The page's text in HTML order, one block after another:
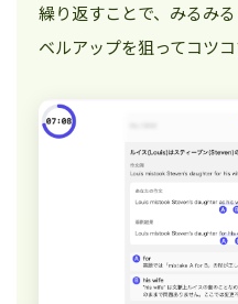
繰り返すことで、みるみ
ベルアップを狙ってコツ